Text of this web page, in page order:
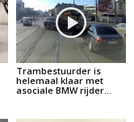
Trambestuurder is
helemaal klaar met
asociale BMW rijder…